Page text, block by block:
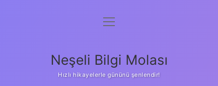
Anasayfa
Yasal Uyarı
menüyü
Neşeli Bilgi Molası
Hızlı hikayelerle gününü şenlendir!